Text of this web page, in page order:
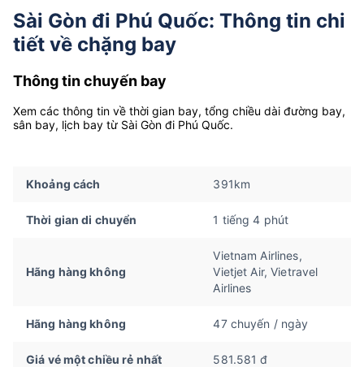
Sài Gòn đi Phú Quốc: Thông tin chi
tiết về chặng bay
Thông tin chuyến bay
Xem các thông tin về thời gian bay, tổng chiều dài đường bay,
sân bay, lịch bay từ Sài Gòn đi Phú Quốc.
Khoảng cách 391km
Thời gian di chuyển 1 tiếng 4 phút
Hãng hàng không
Vietnam Airlines,
Vietjet Air, Vietravel
Airlines
Hãng hàng không 47 chuyến / ngày
Giá vé một chiều rẻ nhất 581.581 đ